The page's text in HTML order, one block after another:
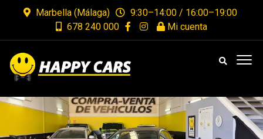
Marbella (Málaga)
9:30–14:00 / 16:00–19:00
678 240 000
Mi cuenta